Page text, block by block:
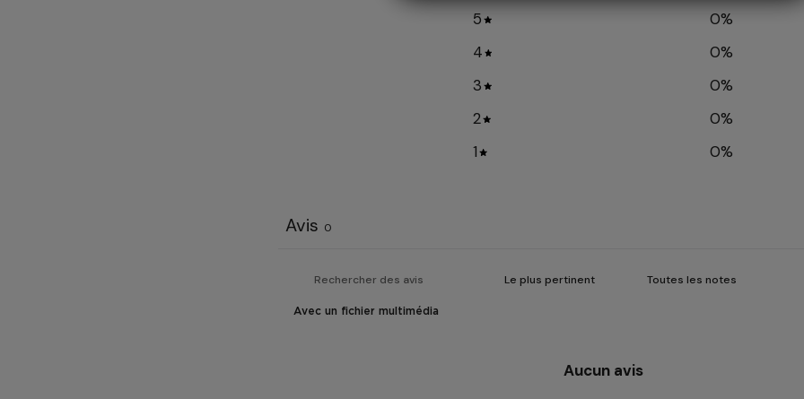
5 0%
4
0%
3
0%
2
0%
1
0%
Avis 0
Avec un fichier multimédia
Aucun avis